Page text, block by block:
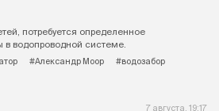
потребуется определенное
водопроводной системе.
#Александр Моор
#водозабор
7 августа, 19:17